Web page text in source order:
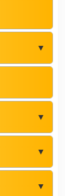
▼
▼
▼
▼